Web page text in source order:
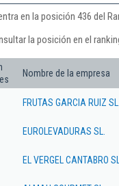
en la posición 436 del
la posición en el
Nombre de la empresa
FRUTAS GARCIA RUIZ SL.
EUROLEVADURAS SL.
EL VERGEL CANTABRO SL